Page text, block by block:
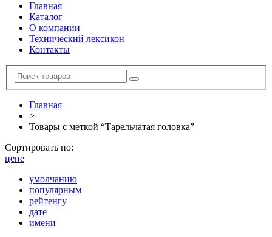
Главная
Каталог
О компании
Технический лексикон
Контакты
Главная
>
Товары с меткой “Тарельчатая головка”
Сортировать по:
цене
умолчанию
популярным
рейтенгу
дате
имени